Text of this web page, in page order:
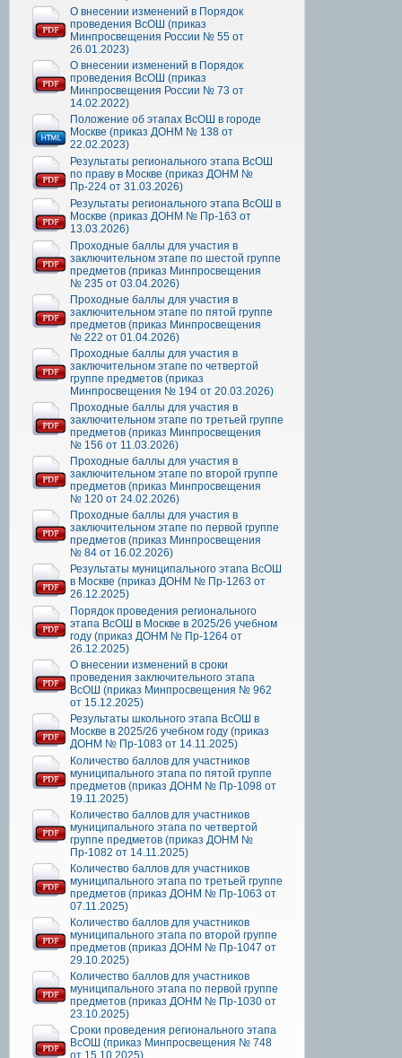
О внесении изменений в Порядок
проведения ВсОШ (приказ
Минпросвещения России № 55 от
26.01.2023)
О внесении изменений в Порядок
проведения ВсОШ (приказ
Минпросвещения России № 73 от
14.02.2022)
Положение об этапах ВсОШ в городе
Москве (приказ ДОНМ № 138 от
22.02.2023)
Результаты регионального этапа ВсОШ
по праву в Москве (приказ ДОНМ №
Пр-224 от 31.03.2026)
Результаты регионального этапа ВсОШ в
Москве (приказ ДОНМ № Пр-163 от
13.03.2026)
Проходные баллы для участия в
заключительном этапе по шестой группе
предметов (приказ Минпросвещения
№ 235 от 03.04.2026)
Проходные баллы для участия в
заключительном этапе по пятой группе
предметов (приказ Минпросвещения
№ 222 от 01.04.2026)
Проходные баллы для участия в
заключительном этапе по четвертой
группе предметов (приказ
Минпросвещения № 194 от 20.03.2026)
Проходные баллы для участия в
заключительном этапе по третьей группе
предметов (приказ Минпросвещения
№ 156 от 11.03.2026)
Проходные баллы для участия в
заключительном этапе по второй группе
предметов (приказ Минпросвещения
№ 120 от 24.02.2026)
Проходные баллы для участия в
заключительном этапе по первой группе
предметов (приказ Минпросвещения
№ 84 от 16.02.2026)
Результаты муниципального этапа ВсОШ
в Москве (приказ ДОНМ № Пр-1263 от
26.12.2025)
Порядок проведения регионального
этапа ВсОШ в Москве в 2025/26 учебном
году (приказ ДОНМ № Пр-1264 от
26.12.2025)
О внесении изменений в сроки
проведения заключительного этапа
ВсОШ (приказ Минпросвещения № 962
от 15.12.2025)
Результаты школьного этапа ВсОШ в
Москве в 2025/26 учебном году (приказ
ДОНМ № Пр-1083 от 14.11.2025)
Количество баллов для участников
муниципального этапа по пятой группе
предметов (приказ ДОНМ № Пр-1098 от
19.11.2025)
Количество баллов для участников
муниципального этапа по четвертой
группе предметов (приказ ДОНМ №
Пр-1082 от 14.11.2025)
Количество баллов для участников
муниципального этапа по третьей группе
предметов (приказ ДОНМ № Пр-1063 от
07.11.2025)
Количество баллов для участников
муниципального этапа по второй группе
предметов (приказ ДОНМ № Пр-1047 от
29.10.2025)
Количество баллов для участников
муниципального этапа по первой группе
предметов (приказ ДОНМ № Пр-1030 от
23.10.2025)
Сроки проведения регионального этапа
ВсОШ (приказ Минпросвещения № 748
от 15.10.2025)